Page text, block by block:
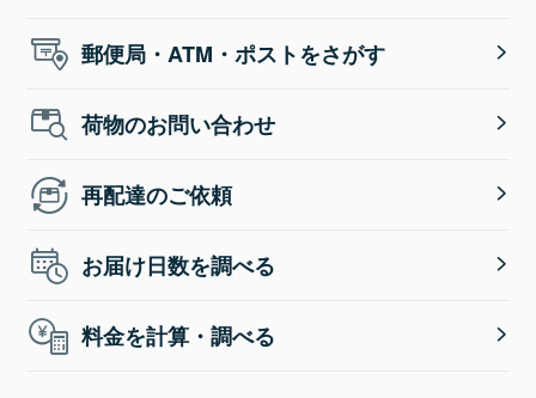
郵便局・ATM・ポストをさがす
荷物のお問い合わせ
再配達のご依頼
お届け日数を調べる
料金を計算・調べる